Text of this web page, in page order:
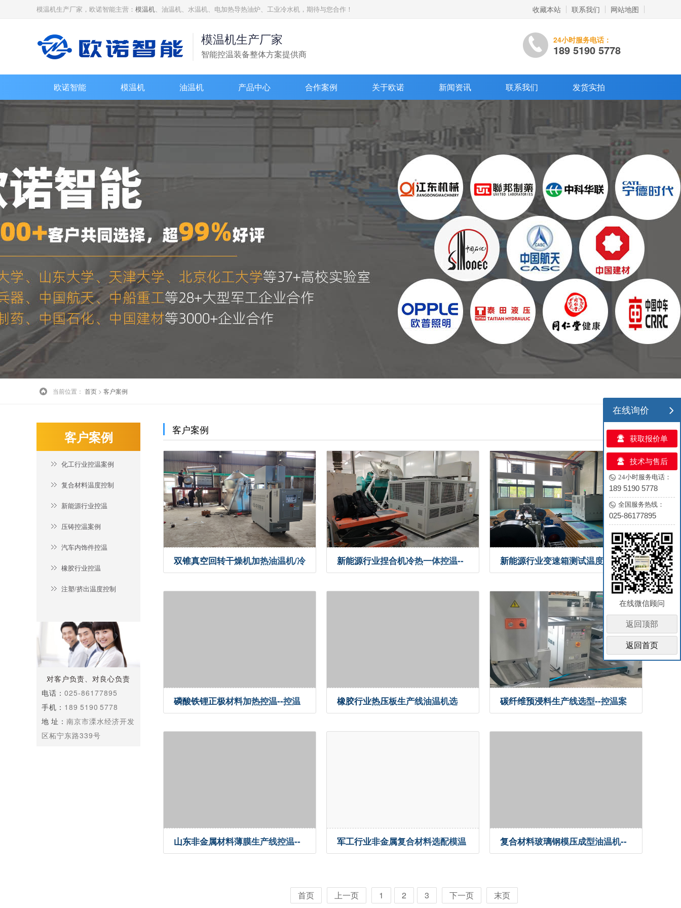
模温机生产厂家，欧诺智能主营： 模温机、油温机、水温机、电加热导热油炉、工业冷水机，期待与您合作！ 网站地图
联系我们
收藏本站
模温机生产厂家
智能控温装备整体方案提供商
24小时服务电话：
189 5190 5778
欧诺智能 模温机 油温机 产品中心 合作案例 关于欧诺 新闻资讯 联系我们 发货实拍
当前位置 ： 首页 > 客户案例
客户案例
化工行业控温案例
复合材料温度控制
新能源行业控温
压铸控温案例
汽车内饰件控温
橡胶行业控温
注塑/挤出温度控制
对客户负责、对良心负责
电话： 025-86177895
手机： 189 5190 5778
地 址： 南京市溧水经济开发
区柘宁东路339号
客户案例
双锥真空回转干燥机加热油温机/冷
水机--控温案例
新能源行业捏合机冷热一体控温--
控温案例
新能源行业变速箱测试温度控制--
控温案例
磷酸铁锂正极材料加热控温--控温
案例
橡胶行业热压板生产线油温机选
配--控温案例
碳纤维预浸料生产线选型--控温案
例
山东非金属材料薄膜生产线控温--
控温案例
军工行业非金属复合材料选配模温
机--控温案例
复合材料玻璃钢模压成型油温机--
控温案例
首页 上一页 1 2 3 下一页 末页
在线询价
获取报价单
技术与售后
24小时服务电话：
189 5190 5778
全国服务热线：
025-86177895
在线微信顾问
返回顶部
返回首页